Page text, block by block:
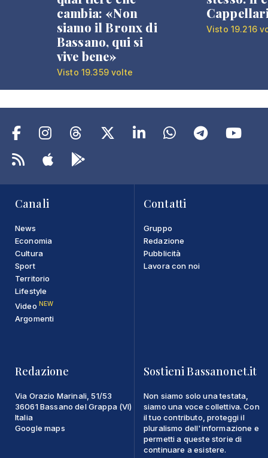
cambia: «Non
siamo il Bronx di
Bassano, qui si
vive bene»
Visto 19.359 volte
Visto 19.216
Canali
News
Economia
Cultura
Sport
Territorio
Lifestyle
Video NEW
Argomenti
Contatti
Gruppo
Redazione
Pubblicità
Lavora con noi
Redazione
Via Orazio Marinali, 51/53
36061 Bassano del Grappa (VI)
Italia
Google maps
Sostieni Bassanonet.it
Non siamo solo una testata,
siamo una voce collettiva. Con
il tuo contributo, proteggi il
pluralismo dell'informazione e
permetti a queste storie di
continuare a esistere.